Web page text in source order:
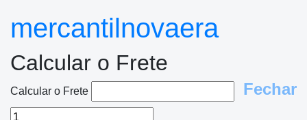
mercantilnovaera
Calcular o Frete
Fechar
Calcular o Frete